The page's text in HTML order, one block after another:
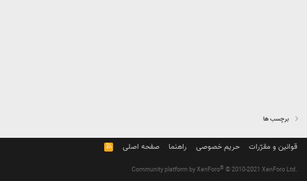
برچسب ها
قوانین و مقرّرات حریم خصوصی راهنما صفحه اصلی
R
S
Community platform by XenForo® © 2010-2021 XenForo Ltd.